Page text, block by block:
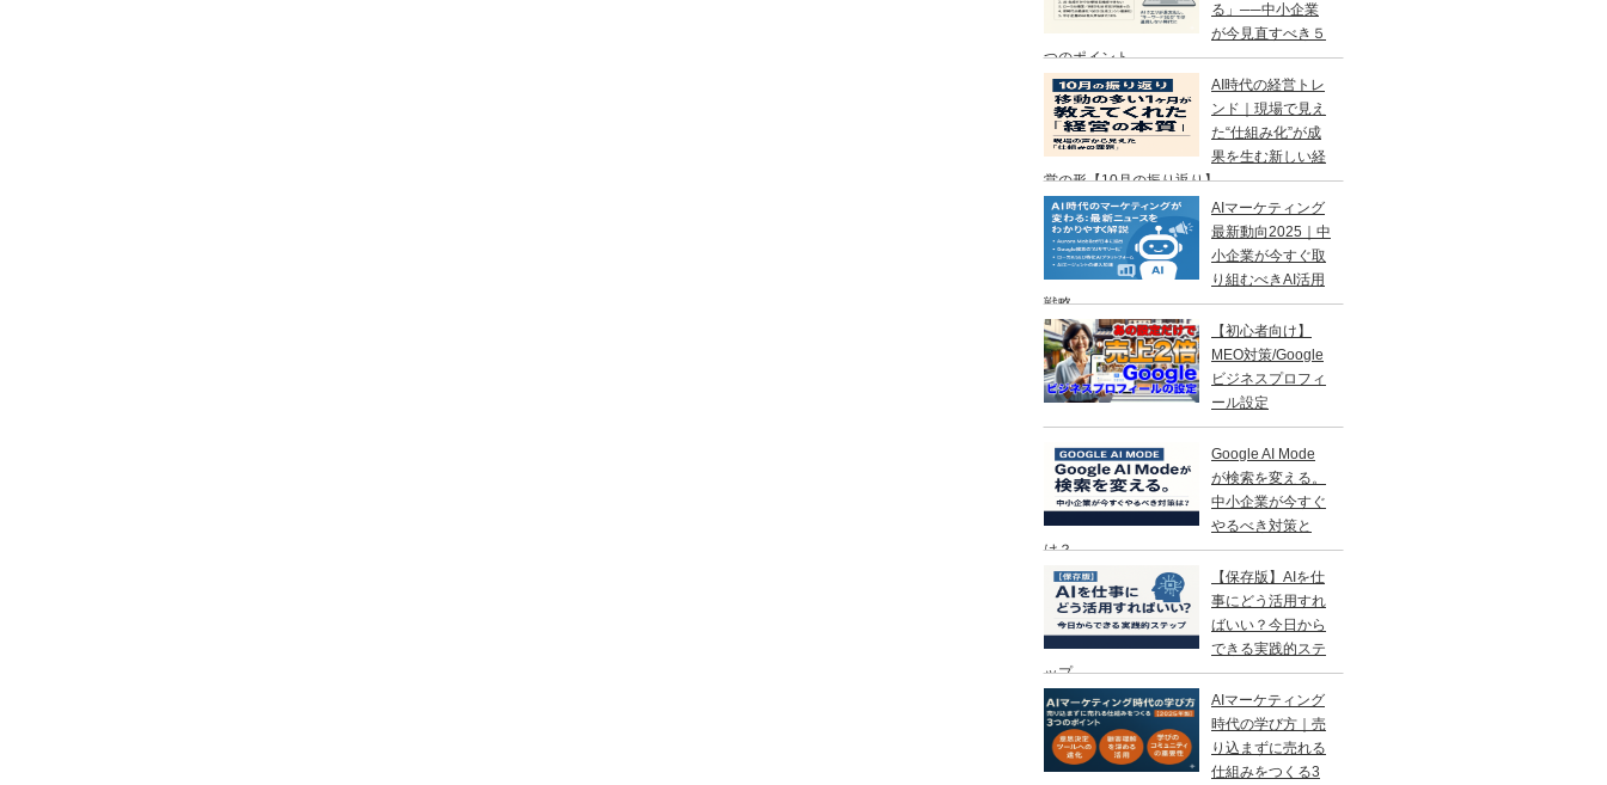
る」──中小企業
が今見直すべき５
つのポイント
AI時代の経営トレ
ンド｜現場で見え
た“仕組み化”が成
果を生む新しい経
営の形【10月の振り返り】
AIマーケティング
最新動向2025｜中
小企業が今すぐ取
り組むべきAI活用
戦略
【初心者向け】
MEO対策/Google
ビジネスプロフィ
ール設定
Google AI Mode
が検索を変える。
中小企業が今すぐ
やるべき対策と
は？
【保存版】AIを仕
事にどう活用すれ
ばいい？今日から
できる実践的ステ
ップ
AIマーケティング
時代の学び方｜売
り込まずに売れる
仕組みをつくる3